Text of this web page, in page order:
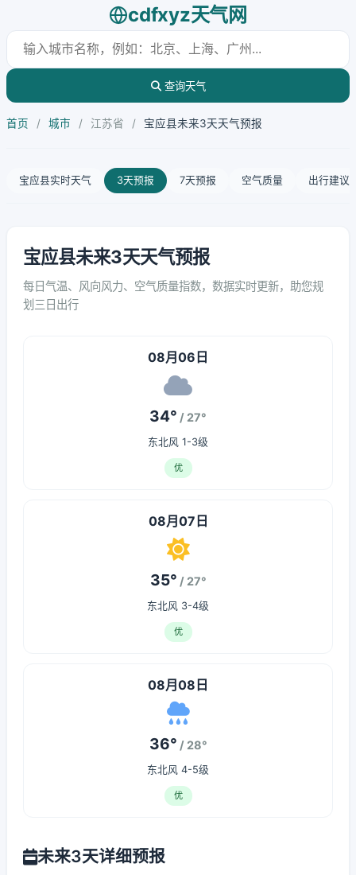
cdfxyz天气网
查询天气
首页 / 城市 / 江苏省 / 宝应县未来3天天气预报
宝应县实时天气 3天预报 7天预报 空气质量 出行建议
宝应县未来3天天气预报
每日气温、风向风力、空气质量指数，数据实时更新，助您规
划三日出行
08月06日
34° / 27°
东北风 1-3级
优
08月07日
35° / 27°
东北风 3-4级
优
08月08日
36° / 28°
东北风 4-5级
优
未来3天详细预报